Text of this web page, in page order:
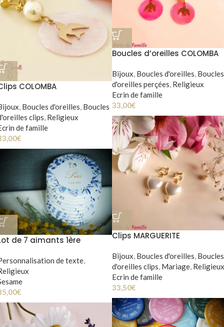
Boucles d’oreilles COLOMBA
Bijoux, Boucles d'oreilles, Boucles
d'oreilles perçées, Religieux
Ecrin de famille
33,00€
COLOMBA
, Boucles d'oreilles, Boucles
clips, Religieux
de famille
€
Clips MARGUERITE
Bijoux, Boucles d'oreilles, Boucles
d'oreilles clips, Mariage, Religieux
Ecrin de famille
33,50€
de 7 aimants 1ère
de texte,
€